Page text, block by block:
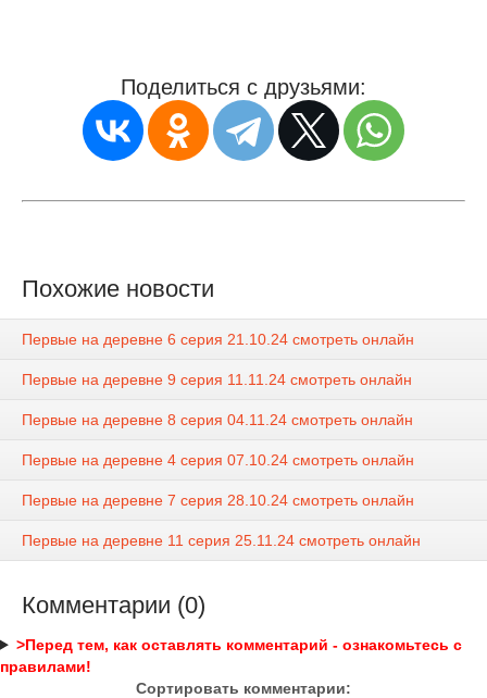
Поделиться с друзьями:
Похожие новости
Первые на деревне 6 серия 21.10.24 смотреть онлайн
Первые на деревне 9 серия 11.11.24 смотреть онлайн
Первые на деревне 8 серия 04.11.24 смотреть онлайн
Первые на деревне 4 серия 07.10.24 смотреть онлайн
Первые на деревне 7 серия 28.10.24 смотреть онлайн
Первые на деревне 11 серия 25.11.24 смотреть онлайн
Комментарии (0)
>Перед тем, как оставлять комментарий - ознакомьтесь с
правилами!
Сортировать комментарии: